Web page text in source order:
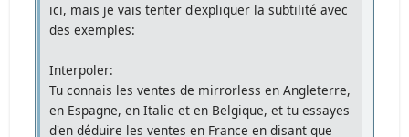
ici, mais je vais tenter d'expliquer la subtilité avec
des exemples:
Interpoler:
Tu connais les ventes de mirrorless en Angleterre,
en Espagne, en Italie et en Belgique, et tu essayes
d'en déduire les ventes en France en disant que